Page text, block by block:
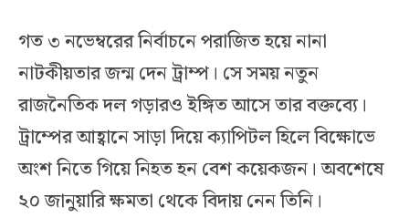
গত ৩ নভেম্বরের নির্বাচনে পরাজিত হয়ে নানা
নাটকীয়তার জন্ম দেন ট্রাম্প। সে সময় নতুন
রাজনৈতিক দল গড়ারও ইঙ্গিত আসে তার বক্তব্যে।
ট্রাম্পের আহ্বানে সাড়া দিয়ে ক্যাপিটল হিলে বিক্ষোভে
অংশ নিতে গিয়ে নিহত হন বেশ কয়েকজন। অবশেষে
২০ জানুয়ারি ক্ষমতা থেকে বিদায় নেন তিনি।